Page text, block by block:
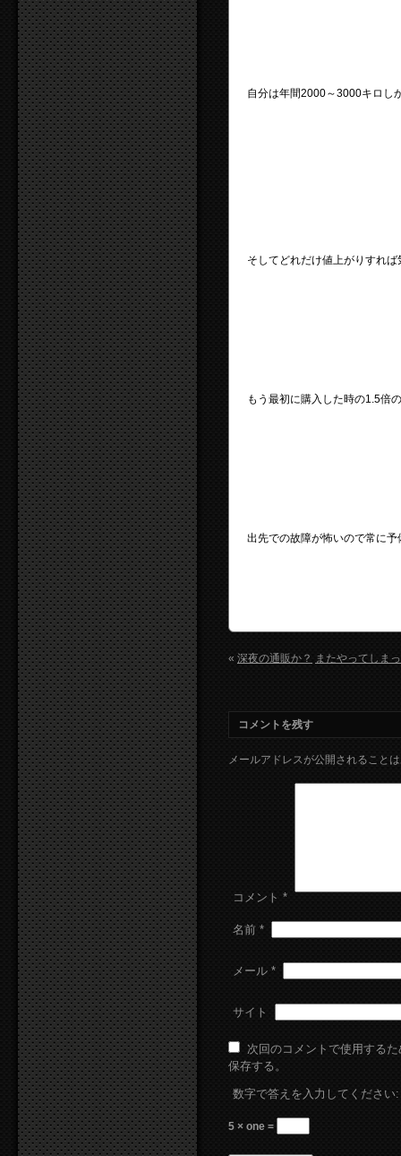
自分は年間2000～3000キロし
そしてどれだけ値上がりすれ
もう最初に購入した時の1.5倍
出先での故障が怖いので常に
« 深夜の通販か？ またやってしま
コメントを残す
メールアドレスが公開されること
コメント *
名前 *
メール *
サイト
次回のコメントで使用する
保存する。
数字で答えを入力してください:
5 × one =